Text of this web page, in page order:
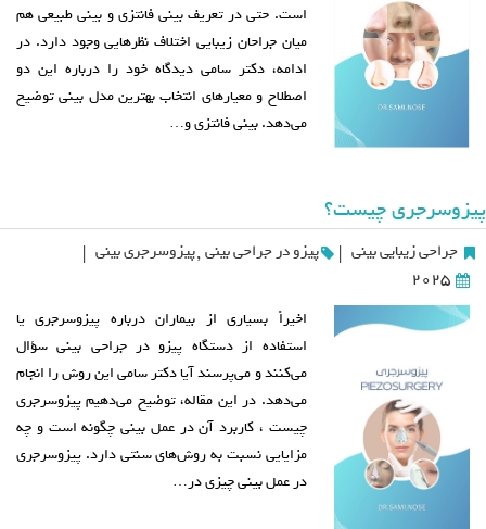
است. حتی در تعریف بینی فانتزی و بینی طبیعی هم
میان جراحان زیبایی اختلاف‌ نظرهایی وجود دارد. در
ادامه، دکتر سامی دیدگاه خود را درباره این دو
اصطلاح و معیارهای انتخاب بهترین مدل بینی توضیح
می‌دهد. بینی فانتزی و…
پیزوسرجری چیست؟
جراحی زیبایی بینی | پیزو در جراحی بینی ,پیزوسرجری بینی |
2025
اخیراً بسیاری از بیماران درباره پیزوسرجری یا
استفاده از دستگاه پیزو در جراحی بینی سؤال
می‌کنند و می‌پرسند آیا دکتر سامی این روش را انجام
می‌دهد. در این مقاله، توضیح می‌دهیم پیزوسرجری
چیست ، کاربرد آن در عمل بینی چگونه است و چه
مزایایی نسبت به روش‌های سنتی دارد. پیزوسرجری
در عمل بینی چیزی در…